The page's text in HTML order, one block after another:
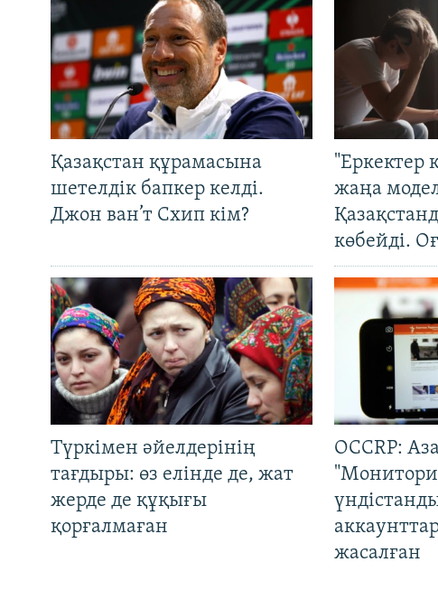
Қазақстан құрамасына
шетелдік бапкер келді.
Джон ван’т Схип кім?
"Еркектер
жаңа
көбейді.
Түркімен әйелдерінің
тағдыры: өз елінде де, жат
жерде де құқығы
қорғалмаған
OCCRP:
жасалған